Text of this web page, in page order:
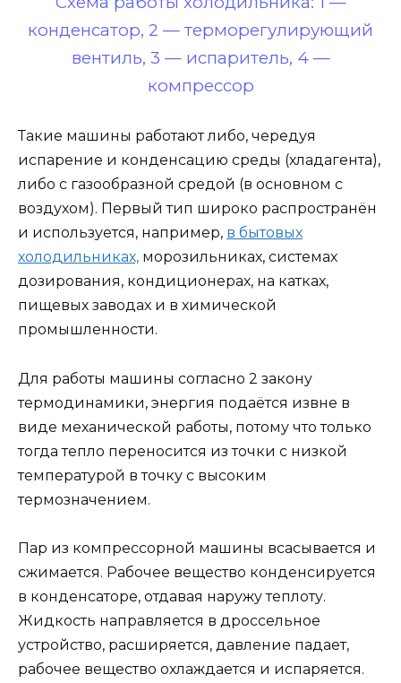
конденсатор, 2 — терморегулирующий
вентиль, 3 — испаритель, 4 —
компрессор
Такие машины работают либо, чередуя
испарение и конденсацию среды (хладагента),
либо с газообразной средой (в основном с
воздухом). Первый тип широко распространён
и используется, например, в бытовых
холодильниках, морозильниках, системах
дозирования, кондиционерах, на катках,
пищевых заводах и в химической
промышленности.
Для работы машины согласно 2 закону
термодинамики, энергия подаётся извне в
виде механической работы, потому что только
тогда тепло переносится из точки с низкой
температурой в точку с высоким
термозначением.
Пар из компрессорной машины всасывается и
сжимается. Рабочее вещество конденсируется
в конденсаторе, отдавая наружу теплоту.
Жидкость направляется в дроссельное
устройство, расширяется, давление падает,
рабочее вещество охлаждается и испаряется.